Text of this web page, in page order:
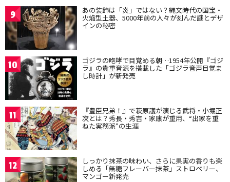
9 あの装飾は「炎」ではない？縄文時代の国宝・
火焔型土器、5000年前の人々が刻んだ謎とデザ
インの秘密
10 ゴジラの咆哮で目覚める朝…1954年公開『ゴジ
ラ』の貴重音源を搭載した「ゴジラ音声目覚ま
し時計」が新発売
11 『豊臣兄弟！』で萩原護が演じる武将・小堀正
次とは？秀長・秀吉・家康が重用、“出家を重
ねた実務派”の生涯
12 しっかり抹茶の味わい、さらに果実の香りも楽
しめる「無糖フレーバー抹茶」ストロベリー、
マンゴー新発売